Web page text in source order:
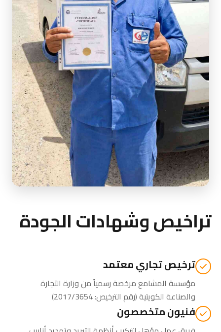
تراخيص وشهادات الجودة
ترخيص تجاري معتمد
مؤسسة المشامع مرخصة رسمياً منوزارة التجارة
والصناعة الكويتية(رقم الترخيص: 2017/3654)
فنيون متخصصون